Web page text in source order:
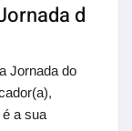
d
Jornada do
a sua